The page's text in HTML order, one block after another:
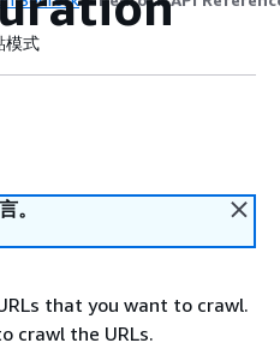
模式
。
that you want to crawl.
crawl the URLs.